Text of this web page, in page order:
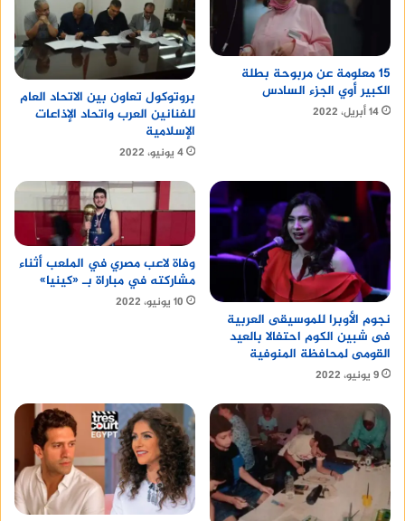
15 معلومة عن مربوحة بطلة
الكبير أوي الجزء السادس
14 أبريل، 2022
بروتوكول تعاون بين الاتحاد العام
للفنانين العرب واتحاد الإذاعات
الإسلامية
4 يونيو، 2022
نجوم الأوبرا للموسيقى العربية
فى شبين الكوم احتفالا بالعيد
القومى لمحافظة المنوفية
9 يونيو، 2022
وفاة لاعب مصري في الملعب أثناء
مشاركته في مباراة بـ «كينيا»
10 يونيو، 2022